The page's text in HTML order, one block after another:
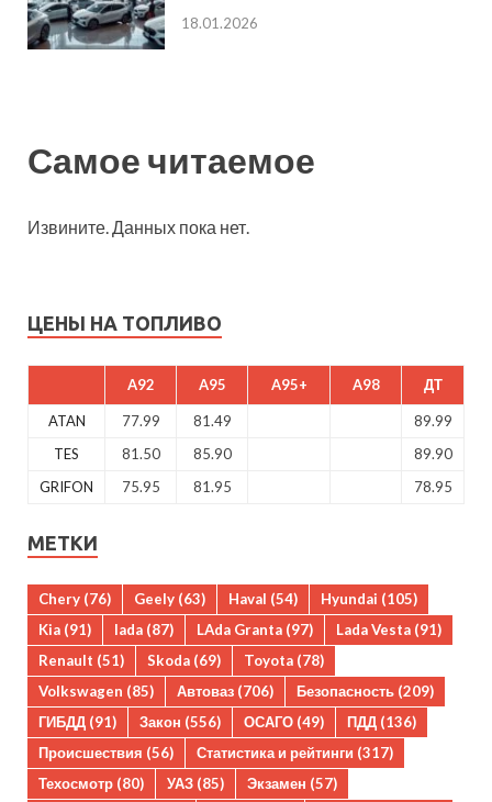
18.01.2026
Самое читаемое
Извините. Данных пока нет.
ЦЕНЫ НА ТОПЛИВО
A92 A95 A95+ A98 ДТ
ATAN 77.99 81.49
89.99
TES
81.50 85.90
89.90
GRIFON
75.95 81.95 78.95
МЕТКИ
Chery (76) Geely (63) Haval (54) Hyundai (105)
Kia (91) lada (87) LAda Granta (97) Lada Vesta (91)
Renault (51) Skoda (69) Toyota (78)
Volkswagen (85) Автоваз (706) Безопасность (209)
ГИБДД (91) Закон (556) ОСАГО (49) ПДД (136)
Происшествия (56) Статистика и рейтинги (317)
Техосмотр (80) УАЗ (85) Экзамен (57)